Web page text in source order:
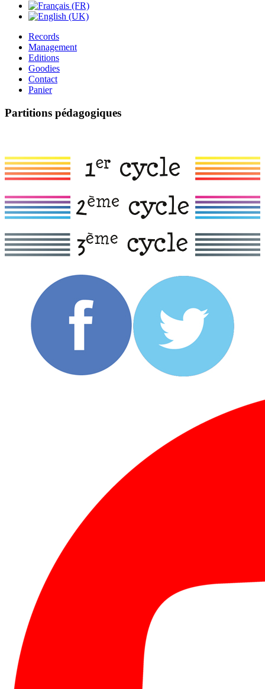
Records
Management
Editions
Goodies
Contact
Panier
Partitions pédagogiques